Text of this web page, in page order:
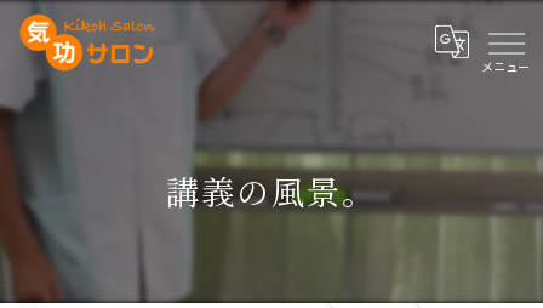
講義の風景。